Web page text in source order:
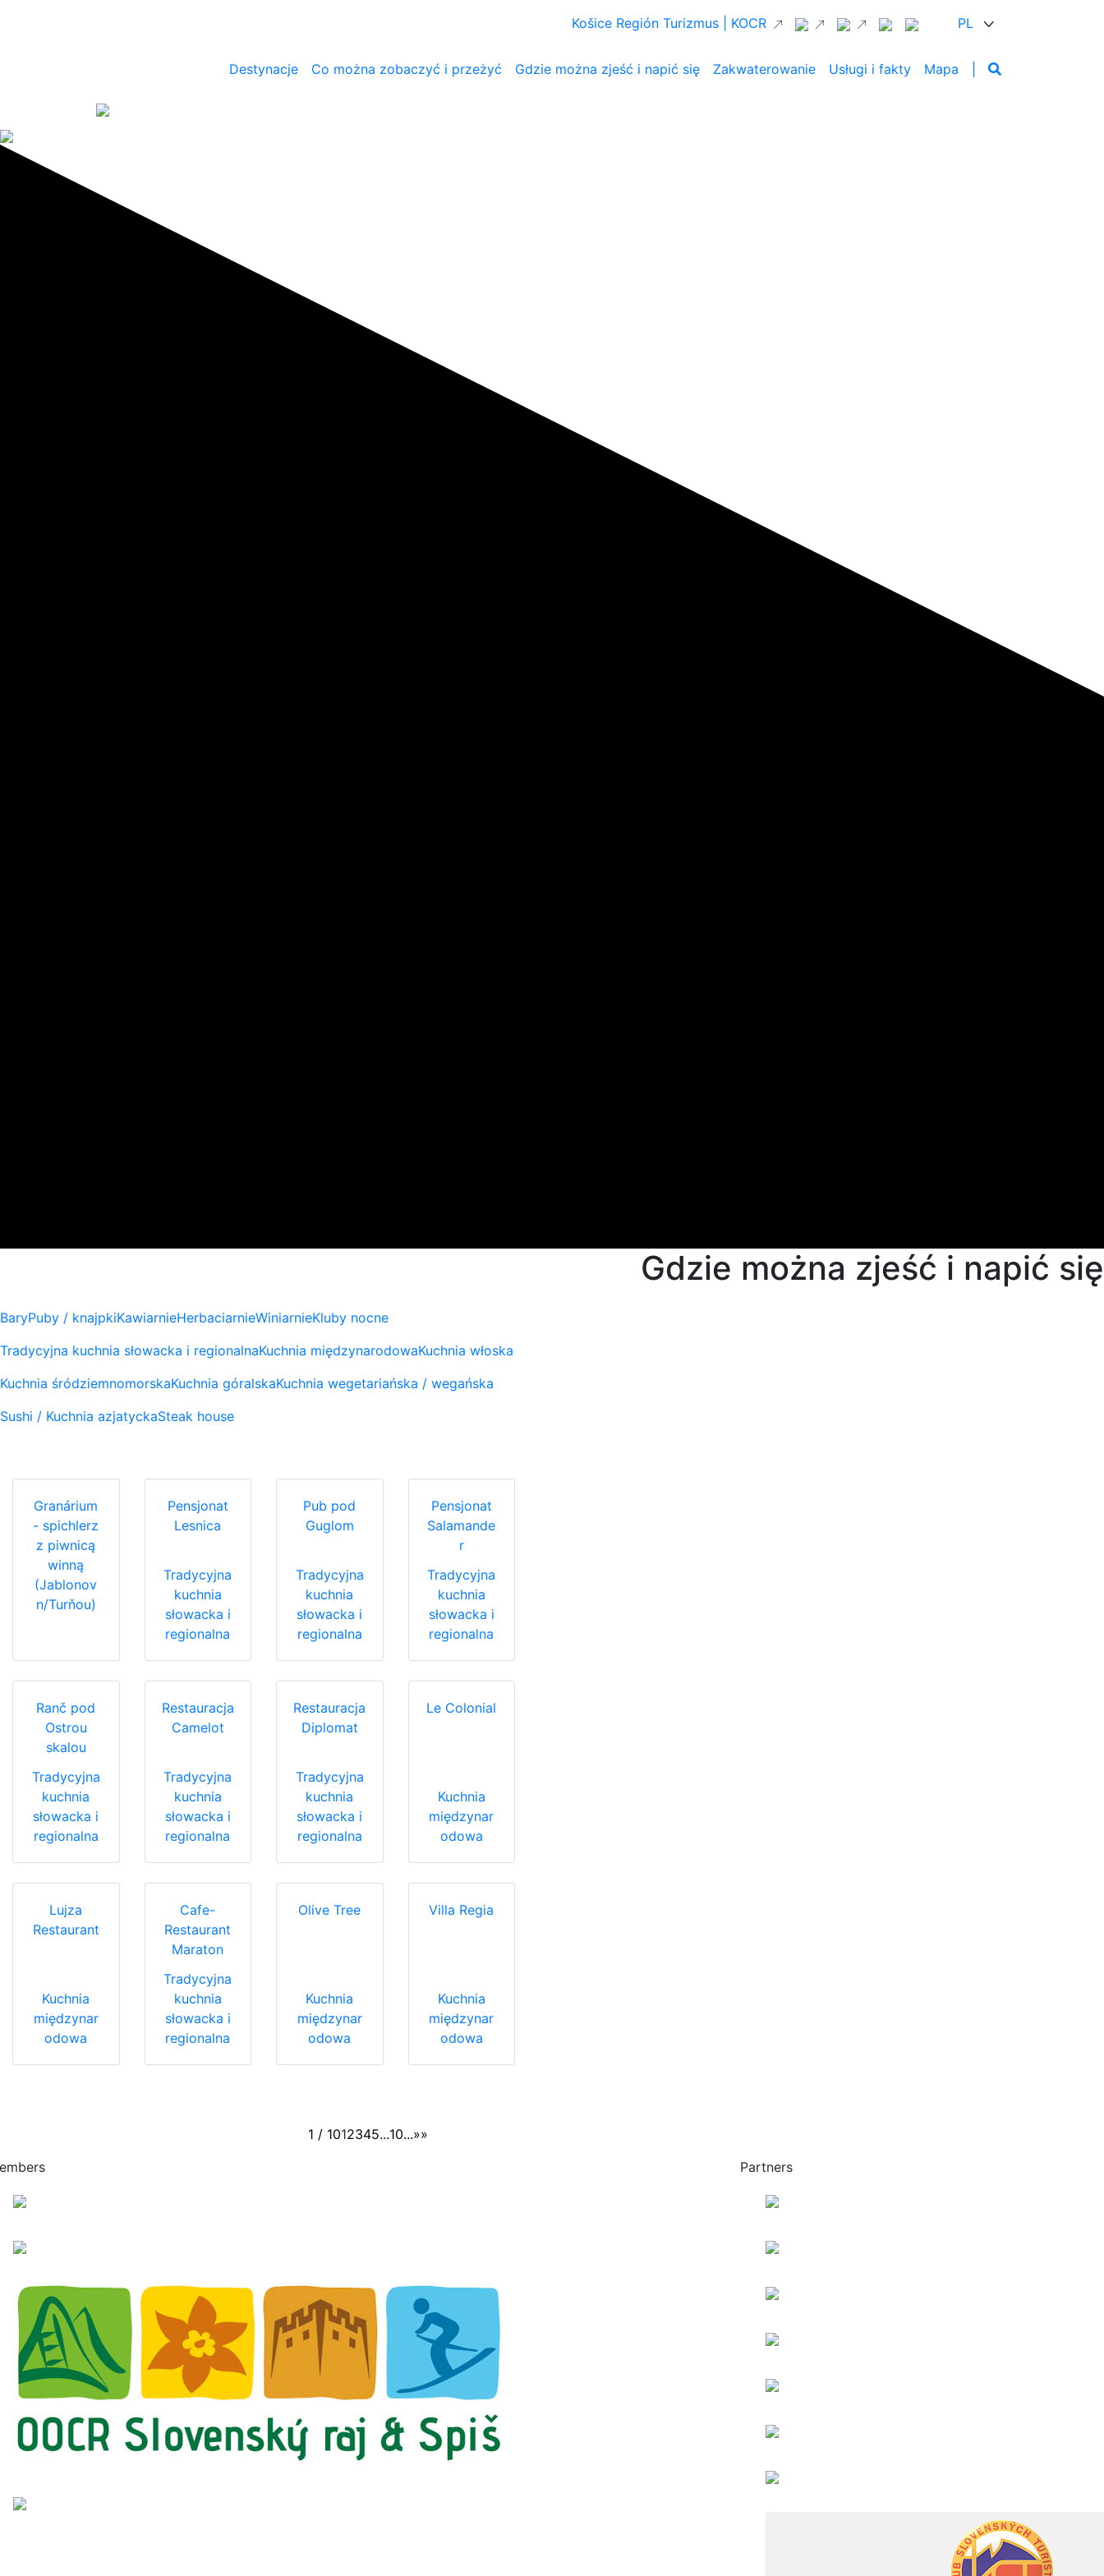
Košice Región Turizmus | KOCR PL
Destynacje Co można zobaczyć i przeżyć Gdzie można zjeść i napić się Zakwaterowanie Usługi i fakty Mapa
Gdzie można zjeść i napić się
BaryPuby / knajpkiKawiarnieHerbaciarnieWiniarnieKluby nocne
Tradycyjna kuchnia słowacka i regionalnaKuchnia międzynarodowaKuchnia włoska
Kuchnia śródziemnomorskaKuchnia góralskaKuchnia wegetariańska / wegańska
Sushi / Kuchnia azjatyckaSteak house
Granárium
- spichlerz
z piwnicą
winną
(Jablonov
n/Turňou)
Pensjonat
Lesnica
Tradycyjna
kuchnia
słowacka i
regionalna
Pub pod
Guglom
Tradycyjna
kuchnia
słowacka i
regionalna
Pensjonat
Salamande
r
Tradycyjna
kuchnia
słowacka i
regionalna
Ranč pod
Ostrou
skalou
Tradycyjna
kuchnia
słowacka i
regionalna
Restauracja
Camelot
Tradycyjna
kuchnia
słowacka i
regionalna
Restauracja
Diplomat
Tradycyjna
kuchnia
słowacka i
regionalna
Le Colonial
Kuchnia
międzynar
odowa
Lujza
Restaurant
Kuchnia
międzynar
odowa
Cafe-
Restaurant
Maraton
Tradycyjna
kuchnia
słowacka i
regionalna
Olive Tree
Kuchnia
międzynar
odowa
Villa Regia
Kuchnia
międzynar
odowa
1 / 1012345...10...»»
Partners